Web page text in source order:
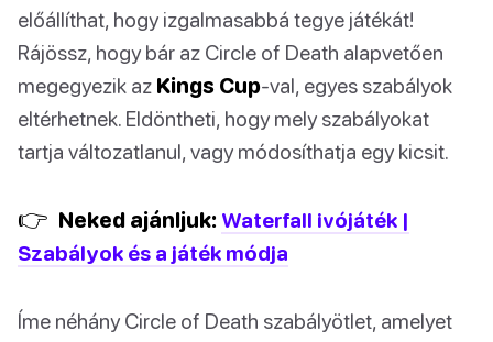
előállíthat, hogy izgalmasabbá tegye játékát!
Rájössz, hogy bár az Circle of Death alapvetően
megegyezik az Kings Cup-val, egyes szabályok
eltérhetnek. Eldöntheti, hogy mely szabályokat
tartja változatlanul, vagy módosíthatja egy kicsit.
👉 Neked ajánljuk: Waterfall ivójáték |
Szabályok és a játék módja
Íme néhány Circle of Death szabályötlet, amelyet